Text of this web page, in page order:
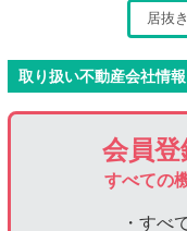
居抜
取り扱い不動産会社情報
会員
すべての
・すべ